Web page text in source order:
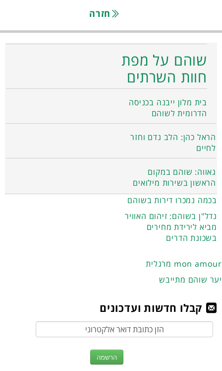
חזרה
שוהם על מפת
חוות השרתים
בית מלון ייבנה בכניסה
הדרומית לשוהם
הראל כהן: הלב נדם וחזר
לחיים
גאווה: שוהם במקום
הראשון בשירות מילואים
בכמה נמכרו דירות בשוהם
נדל"ן בשוהם: זיהום האוויר
מביא לירידת מחירים
בשכונת הדרים
מרגלית mon amour
יער שוהם מתייבש
קבלו חדשות ועדכונים